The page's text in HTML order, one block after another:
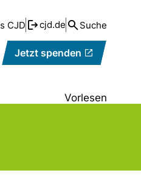
CJD cjd.de Suche
Jetzt spenden
Vorlesen